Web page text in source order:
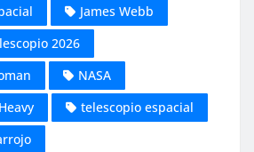
James Webb
2026
NASA
telescopio espacial